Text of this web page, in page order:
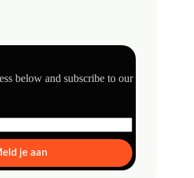
below and subscribe to our
je aan